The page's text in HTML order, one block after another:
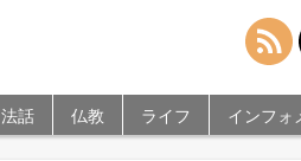
法話 仏教 ライフ インフォ